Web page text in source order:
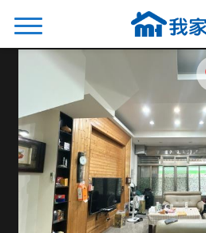
熱門關鍵
2026 台北降價好屋限量釋出
2026
2026 台中降價好屋限量釋出
2026